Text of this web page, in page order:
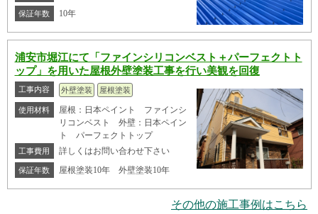
保証年数 10年
浦安市堀江にて「ファインシリコンベスト＋パーフェクトト
ップ」を用いた屋根外壁塗装工事を行い美観を回復
工事内容 外壁塗装 屋根塗装
使用材料
屋根：日本ペイント ファインシ
リコンベスト 外壁：日本ペイン
ト パーフェクトトップ
工事費用 詳しくはお問い合わせ下さい
保証年数 屋根塗装10年 外壁塗装10年
その他の施工事例はこちら